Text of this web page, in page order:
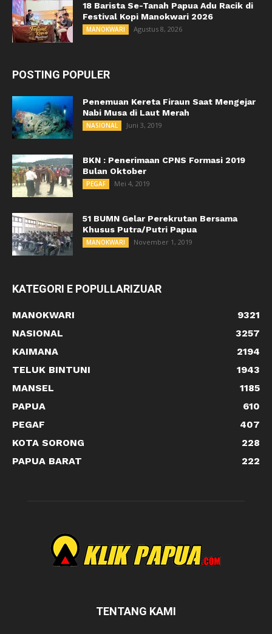
18 Barista Se-Tanah Papua Adu Racik di
Festival Kopi Manokwari 2026
MANOKWARI Agustus 8, 2026
POSTING POPULER
Penemuan Kereta Firaun Saat Mengejar
Nabi Musa di Laut Merah
NASIONAL Juni 3, 2019
BKN : Penerimaan CPNS Formasi 2019
Bulan Oktober
PEGAF Mei 4, 2019
51 BUMN Gelar Perekrutan Bersama
Khusus Putra/Putri Papua
MANOKWARI November 1, 2019
KATEGORI E POPULLARIZUAR
MANOKWARI
9321
NASIONAL
3257
KAIMANA
2194
TELUK BINTUNI
1943
MANSEL
1185
PAPUA
610
PEGAF
407
KOTA SORONG
228
PAPUA BARAT
222
TENTANG KAMI